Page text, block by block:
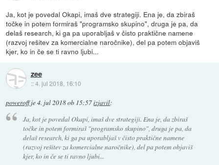
Ja, kot je povedal Okapi, imaš dve strategiji. Ena je, da zbiraš
točke in potem formiraš "programsko skupino", druga je pa, da
delaš research, ki ga pa uporabljaš v čisto praktične namene
(razvoj rešitev za komercialne naročnike), del pa potem objaviš
kjer, ko in če se ti ravno ljubi...
zee
::4. jul 2018, 16:10
poweroffje4. jul 2018 ob 15:57izjavil:
Ja, kot je povedal Okapi, imaš dve strategiji. Ena je, da zbiraš
točke in potem formiraš "programsko skupino", druga je pa, da
delaš research, ki ga pa uporabljaš v čisto praktične namene
(razvoj rešitev za komercialne naročnike), del pa potem objaviš
kjer, ko in če se ti ravno ljubi...